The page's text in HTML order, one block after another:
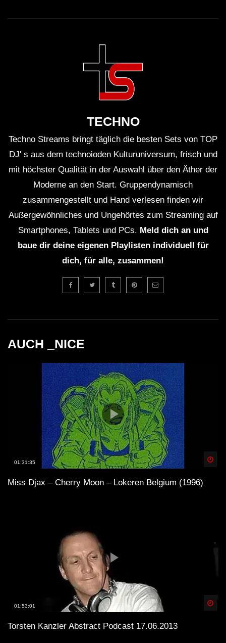
11. Hackler & Kuch & Niereic – Tllive Mix
12. Chris Hope & Andre Walter – Tattoo (GO!DIVA
13. Mark Morris – Spoken Word (A Paul Remix)
15. Niereich vs Hackler & Kuch – Trans Lunar Injection
(Michael Schwarz Remix)
16. Philipp Kipphan – Blind (Yan Cook Remix)
17. Tex-Rec feat. Dugong – Cry baby Cry, but time will
not change anything
Soundcloud:: SERIAL
TECHNO
Techno Streams bringt täglich die besten Sets von TOP
DJ' s aus dem technoioden Kulturuniversum, frisch und
mit höchster Qualität in der Auswahl über den Äther der
Moderne an den Start. Gruppendynamisch
zusammengestellt und Hand verlesen finden wir
Außergewöhnliches und Ungehörtes zum Streaming auf
Smartphones, Tablets und PCs. Meld dich an und
baue dir deine eigenen Playlisten individuell für
dich, für alle, zusammen!
AUCH _NICE
01:31:35
Miss Djax – Cherry Moon – Lokeren Belgium (1996)
01:53:01
Torsten Kanzler Abstract Podcast 17.06.2013